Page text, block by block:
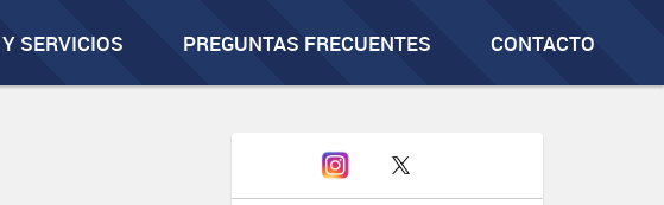
SERVICIOS PREGUNTAS FRECUENTES CONTACTO